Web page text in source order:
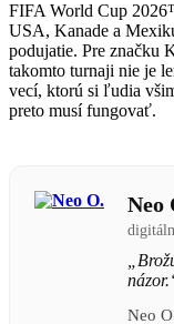
FIFA World Cup
USA, Kanade a
podujatie. Pre značku
takomto turnaji nie je
vecí, ktorú si ľudia
preto musí fungovať.
Neo
Neo